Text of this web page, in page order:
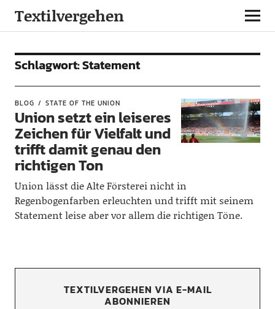
Textilvergehen
Schlagwort:Statement
BLOG STATE OF THE UNION
Union setzt ein leiseres
Zeichen für Vielfalt und
trifft damit genau den
richtigen Ton
Union lässt die Alte Försterei nicht in
Regenbogenfarben erleuchten und trifft mit seinem
Statement leise aber vor allem die richtigen Töne.
TEXTILVERGEHEN VIA E-MAIL
ABONNIEREN